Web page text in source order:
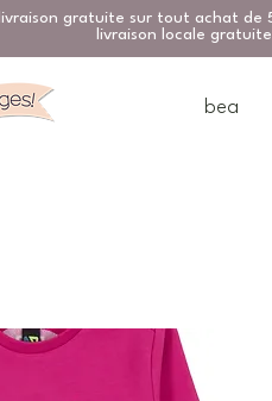
livraison gratuite sur tout achat de
livraison locale gratuite
bea